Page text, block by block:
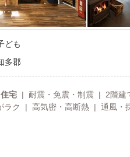
ども
多郡
宅| 耐震・免震・制震 | 2階建
ラク | 高気密・高断熱 | 通風・